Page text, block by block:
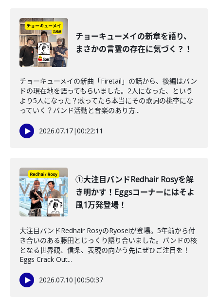
チョーキューメイの新章を語り、
まさかの言霊の存在に気づく？！
チョーキューメイの新曲「Firetail」の話から、後編はバン
ドの現在地を語ってもらいました。2人になった、という
より5人になった？歌ってたら本当にその歌詞の桃李にな
っていく？バンド活動と音楽のあり方...
2026.07.17|00:22:11
①大注目バンドRedhair Rosyを解
き明かす！Eggsコーナーにはそよ
風1万発登場！
大注目バンドRedhair RosyのRyoseiが登場。5年前から付
き合いのある藤田とじっくり語り合いました。バンドの核
となる世界観、信条、表現の向かう先にぜひご注目を！
Eggs Crack Out...
2026.07.10 |00:50:37